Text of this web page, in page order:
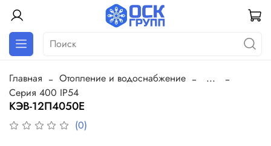
Главная Отопление и водоснабжение
...
Серия 400 IP54
КЭВ-12П4050Е
(0)